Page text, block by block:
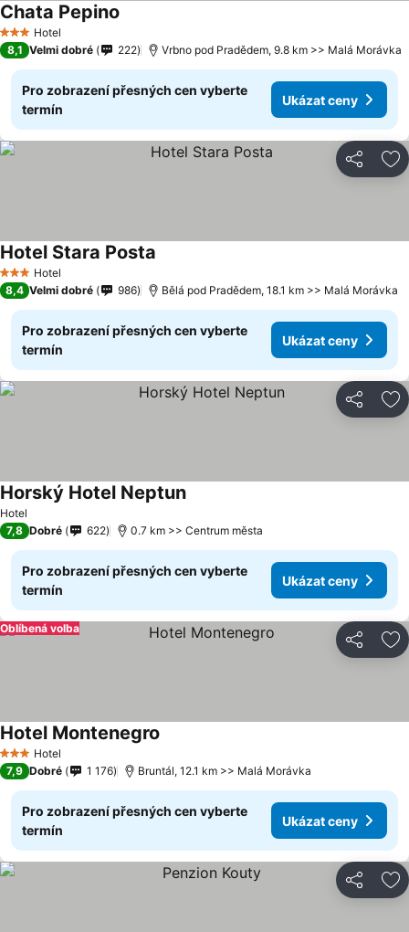
3 Počet hvězdiček
Hotel
Chata Pepino
8,1 Velmi dobré 222 Vrbno pod Pradědem, 9.8 km >> Malá Morávka
Pro zobrazení přesných cen vyberte
termín
Ukázat ceny
Sdílet
3 Počet hvězdiček
Hotel
Hotel Stara Posta
8,4 Velmi dobré 986 Bělá pod Pradědem, 18.1 km >> Malá Morávka
Pro zobrazení přesných cen vyberte
termín
Ukázat ceny
Sdílet
Hotel
Horský Hotel Neptun
7,8 Dobré 622 0.7 km >> Centrum města
Pro zobrazení přesných cen vyberte
termín
Ukázat ceny
Sdílet
Oblíbená volba
3 Počet hvězdiček
Hotel
Hotel Montenegro
7,9 Dobré 1 176 Bruntál, 12.1 km >> Malá Morávka
Pro zobrazení přesných cen vyberte
termín
Ukázat ceny
Sdílet